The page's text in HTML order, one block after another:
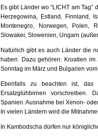
Es gibt Länder wo “LICHT am
Herzegowina, Estland, Finnland,
Montenegro, Norwegen, Polen,
Slowakei, Slowenien, Ungarn
Natürlich gibt es auch Länder die
haben. Dazu gehören: Kroatien
Sonntag im März und Bulgarien
Ebenfalls zu beachten ist,
Ersatzglühbirnen vorschreiben.
Spanien. Ausnahme bei Xenon-
In vielen Ländern wird die
In Kambodscha dürfen nur